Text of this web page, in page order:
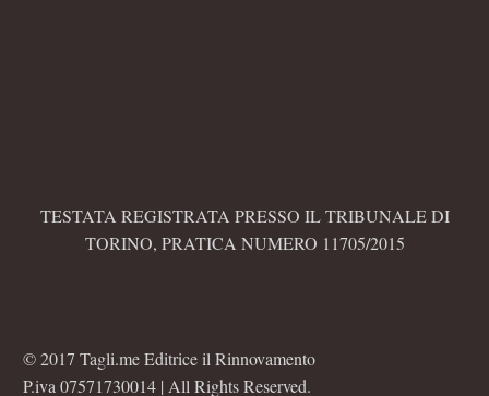
TESTATA REGISTRATA PRESSO IL TRIBUNALE DI
TORINO, PRATICA NUMERO 11705/2015
© 2017 Tagli.me Editrice il Rinnovamento
P.iva 07571730014 | All Rights Reserved.